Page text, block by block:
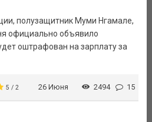
полузащитник Муми Нгамале,
официально объявило
оштрафован на зарплату за
5 / 2 26 Июня 2494 15